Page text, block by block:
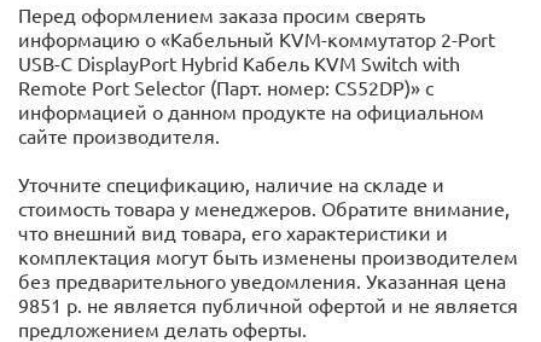
Перед оформлением заказа просим сверять
информацию о «Кабельный KVM-коммутатор 2-Port
USB-C DisplayPort Hybrid Кабель KVM Switch with
Remote Port Selector (Парт. номер: CS52DP)» с
информацией o данном продукте на официальном
сайте производителя.
Уточните спецификацию, наличие на складе и
стоимость товара у менеджеров. Обратите внимание,
что внешний вид товара, его характеристики и
комплектация могут быть изменены производителем
без предварительного уведомления. Указанная цена
9851 р. не является публичной офертой и не является
предложением делать оферты.